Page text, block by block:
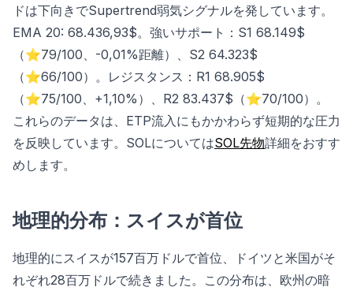
ドは下向きでSupertrend弱気シグナルを発しています。
EMA 20: 68.436,93$。強いサポート：S1 68.149$
（⭐79/100、-0,01%距離）、S2 64.323$
（⭐66/100）。レジスタンス：R1 68.905$
（⭐75/100、+1,10%）、R2 83.437$（⭐70/100）。
これらのデータは、ETP流入にもかかわらず短期的な圧力
を反映しています。SOLについてはSOL先物詳細をおすす
めします。
地理的分布：スイスが首位
地理的にスイスが157百万ドルで首位、ドイツと米国がそ
れぞれ28百万ドルで続きました。この分布は、欧州の暗